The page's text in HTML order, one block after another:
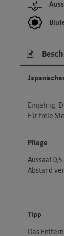
Einjährig.
Für freie
Pflege
Aussaat
Abstand
Tipp
Das